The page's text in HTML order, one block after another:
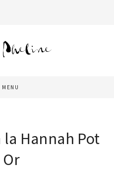
MENU
Hannah Pot